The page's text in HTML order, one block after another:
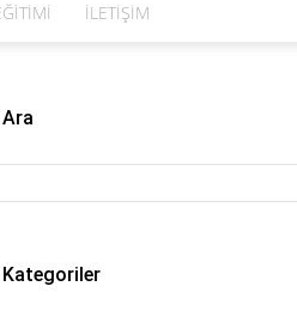
İLETIŞIM
Ara
Kategoriler